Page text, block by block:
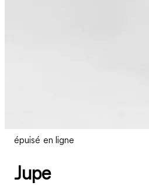
épuisé en ligne
Jupe